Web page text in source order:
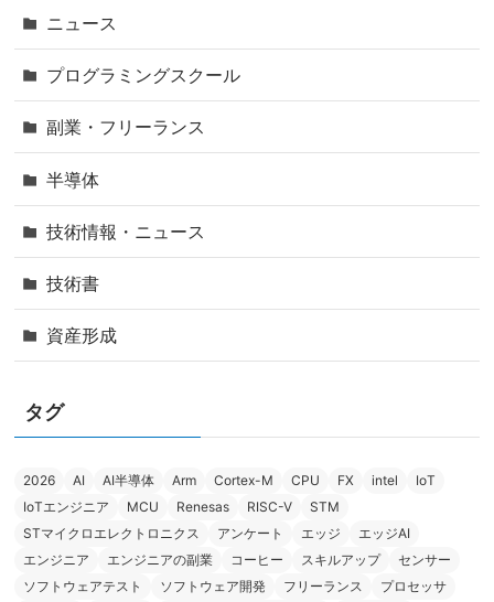
ニュース
プログラミングスクール
副業・フリーランス
半導体
技術情報・ニュース
技術書
資産形成
タグ
2026 AI AI半導体 Arm Cortex-M CPU FX intel
IoT
IoTエンジニア
MCU Renesas RISC-V
STM
STマイクロエレクトロニクス
アンケート エッジ
エッジAI
エンジニア
エンジニアの副業 コーヒー スキルアップ
センサー
ソフトウェアテスト
ソフトウェア開発 フリーランス プロセッサ